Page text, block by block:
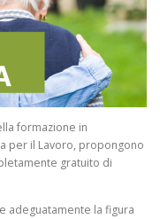
formazione in
per il Lavoro, propongono
gratuito di
adeguatamente la figura